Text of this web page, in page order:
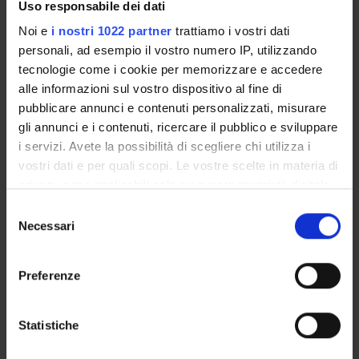
Uso responsabile dei dati
Noi e i nostri 1022 partner trattiamo i vostri dati
personali, ad esempio il vostro numero IP, utilizzando
tecnologie come i cookie per memorizzare e accedere
alle informazioni sul vostro dispositivo al fine di
pubblicare annunci e contenuti personalizzati, misurare
gli annunci e i contenuti, ricercare il pubblico e sviluppare
i servizi. Avete la possibilità di scegliere chi utilizza i
vostri dati e per quali scopi. Le vostre scelte in materia di
modificare o revocare il proprio consenso in qualsiasi
momento dalla Dichiarazione sui cookie o facendo clic
raccogliere informazioni sulla tua posizione
geografica, con un'approssimazione di qualche
delNecessari
Preferenze
Statistiche
COMMISSIONI
UFFICI E STRUTTURE DI SERVIZIO
SERVIZI DI SEGRETERIA STUDENTI
STRUTTURE DEL DIPARTIMENTO
LABORATORI DI RICERCA
SPIN OFF E AZIENDE
Contatti